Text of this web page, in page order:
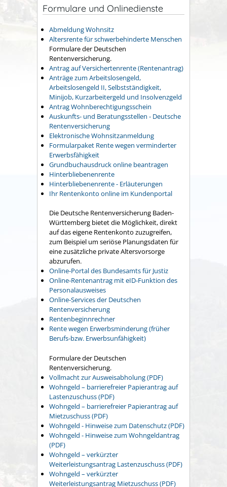
Formulare und Onlinedienste
Abmeldung Wohnsitz
Altersrente für schwerbehinderte Menschen
Formulare der Deutschen
Rentenversicherung.
Antrag auf Versichertenrente (Rentenantrag)
Anträge zum Arbeitslosengeld,
Arbeitslosengeld II, Selbstständigkeit,
Minijob, Kurzarbeitergeld und Insolvenzgeld
Antrag Wohnberechtigungsschein
Auskunfts- und Beratungsstellen - Deutsche
Rentenversicherung
Elektronische Wohnsitzanmeldung
Formularpaket Rente wegen verminderter
Erwerbsfähigkeit
Grundbuchausdruck online beantragen
Hinterbliebenenrente
Hinterbliebenenrente - Erläuterungen
Ihr Rentenkonto online im Kundenportal
Die Deutsche Rentenversicherung Baden-
Württemberg bietet die Möglichkeit, direkt
auf das eigene Rentenkonto zuzugreifen,
zum Beispiel um seriöse Planungsdaten für
eine zusätzliche private Altersvorsorge
abzurufen.
Online-Portal des Bundesamts für Justiz
Online-Rentenantrag mit eID-Funktion des
Personalausweises
Online-Services der Deutschen
Rentenversicherung
Rentenbeginnrechner
Rente wegen Erwerbsminderung (früher
Berufs-bzw. Erwerbsunfähigkeit)
Formulare der Deutschen
Rentenversicherung.
Vollmacht zur Ausweisabholung (PDF)
Wohngeld – barrierefreier Papierantrag auf
Lastenzuschuss (PDF)
Wohngeld – barrierefreier Papierantrag auf
Mietzuschuss (PDF)
Wohngeld - Hinweise zum Datenschutz (PDF)
Wohngeld - Hinweise zum Wohngeldantrag
(PDF)
Wohngeld – verkürzter
Weiterleistungsantrag Lastenzuschuss (PDF)
Wohngeld – verkürzter
Weiterleistungsantrag Mietzuschuss (PDF)